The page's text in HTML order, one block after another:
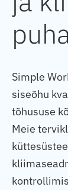
Simple
siseõhu
tõhususe
Meie